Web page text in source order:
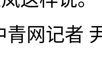
网记者